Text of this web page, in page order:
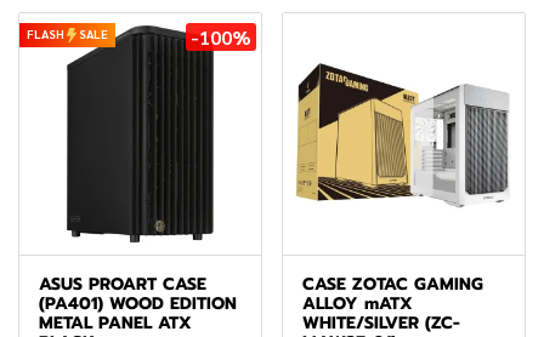
FLASH SALE -100%
ASUS PROART CASE
(PA401) WOOD EDITION
METAL PANEL ATX
CASE ZOTAC GAMING
ALLOY mATX
WHITE/SILVER (ZC-